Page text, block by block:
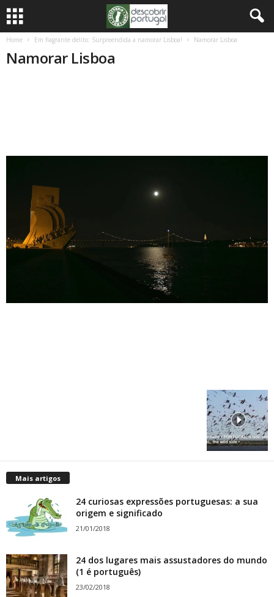
Home Em flagrante delito: Surpreendida a namorar Lisboa! Namorar Lisboa
Namorar Lisboa
Mais artigos
24 curiosas expressões portuguesas: a sua
origem e significado
21/01/2018
24 dos lugares mais assustadores do mundo
(1 é português)
23/02/2018